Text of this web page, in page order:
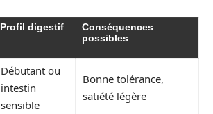
Profil digestif
Conséquences
possibles
Débutant ou
intestin
sensible
Bonne tolérance,
satiété légère